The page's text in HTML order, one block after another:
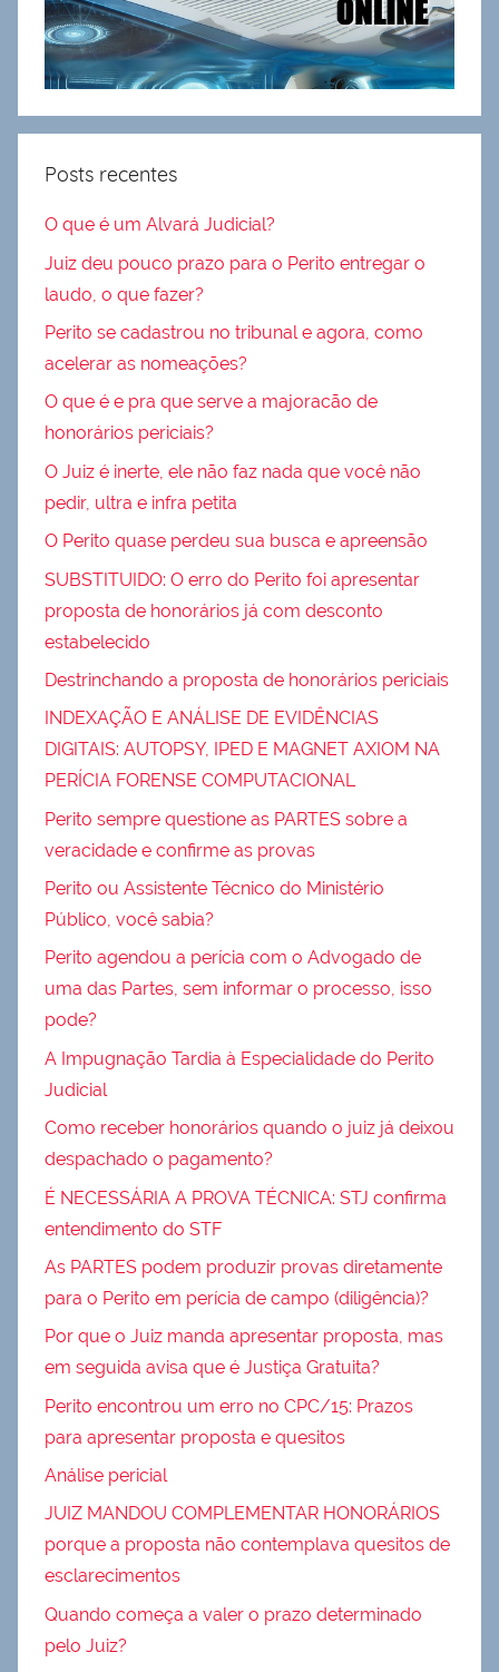
Posts recentes
O que é um Alvará Judicial?
Juiz deu pouco prazo para o Perito entregar o
laudo, o que fazer?
Perito se cadastrou no tribunal e agora, como
acelerar as nomeações?
O que é e pra que serve a majoracão de
honorários periciais?
O Juiz é inerte, ele não faz nada que você não
pedir, ultra e infra petita
O Perito quase perdeu sua busca e apreensão
SUBSTITUIDO: O erro do Perito foi apresentar
proposta de honorários já com desconto
estabelecido
Destrinchando a proposta de honorários periciais
INDEXAÇÃO E ANÁLISE DE EVIDÊNCIAS
DIGITAIS: AUTOPSY, IPED E MAGNET AXIOM NA
PERÍCIA FORENSE COMPUTACIONAL
Perito sempre questione as PARTES sobre a
veracidade e confirme as provas
Perito ou Assistente Técnico do Ministério
Público, você sabia?
Perito agendou a perícia com o Advogado de
uma das Partes, sem informar o processo, isso
pode?
A Impugnação Tardia à Especialidade do Perito
Judicial
Como receber honorários quando o juiz já deixou
despachado o pagamento?
É NECESSÁRIA A PROVA TÉCNICA: STJ confirma
entendimento do STF
As PARTES podem produzir provas diretamente
para o Perito em perícia de campo (diligência)?
Por que o Juiz manda apresentar proposta, mas
em seguida avisa que é Justiça Gratuita?
Perito encontrou um erro no CPC/15: Prazos
para apresentar proposta e quesitos
Análise pericial
JUIZ MANDOU COMPLEMENTAR HONORÁRIOS
porque a proposta não contemplava quesitos de
esclarecimentos
Quando começa a valer o prazo determinado
pelo Juiz?